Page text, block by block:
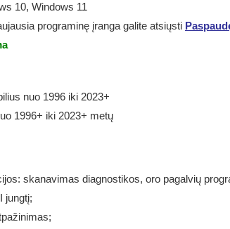
10, Windows 11
programinę įranga galite atsiųsti
nuo 1996 iki 2023+
1996+ iki 2023+ metų
skanavimas diagnostikos, oro pagalvių
jungtį;